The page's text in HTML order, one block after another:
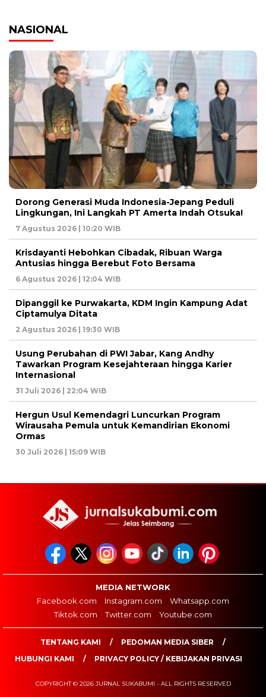
NASIONAL
Dorong Generasi Muda Indonesia-Jepang Peduli
Lingkungan, Ini Langkah PT Amerta Indah Otsuka!
7 Agustus 2026 | 10:20 WIB
Krisdayanti Hebohkan Cibadak, Ribuan Warga
Antusias hingga Berebut Foto Bersama
6 Agustus 2026 | 12:04 WIB
Dipanggil ke Purwakarta, KDM Ingin Kampung Adat
Ciptamulya Ditata
2 Agustus 2026 | 19:30 WIB
Usung Perubahan di PWI Jabar, Kang Andhy
Tawarkan Program Kesejahteraan hingga Karier
Internasional
31 Juli 2026 | 22:04 WIB
Hergun Usul Kemendagri Luncurkan Program
Wirausaha Pemula untuk Kemandirian Ekonomi
Ormas
30 Juli 2026 | 15:09 WIB
MEDIA NETWORK
Facebook.com
Instagram.com
Whatsapp.com
Tiktok.com
Twitter.com Youtube.com
TENTANG KAMI
PEDOMAN MEDIA SIBER
HUBUNGI KAMI
PRIVACY POLICY / KEBIJAKAN PRIVASI
COPYRIGHT © 2026 JURNAL SUKABUMI - ALL RIGHTS RESERVED